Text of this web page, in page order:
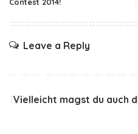
Leave a Reply
Vielleicht magst du auch